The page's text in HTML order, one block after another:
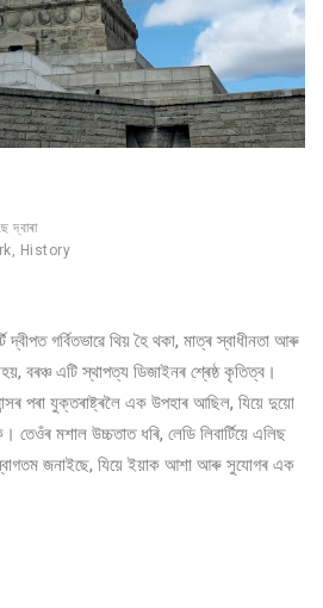
দ্বাৰা
, History
দ্বীপত গৰ্বিতভাৱে থিয় হৈ থকা, মাত্ৰ স্বাধীনতা আৰু
বৰঞ্চ এটি স্থাপত্য ডিজাইনৰ শ্ৰেষ্ঠ কৃতিত্ব।
পৰা যুক্তৰাষ্ট্ৰলৈ এক উপহাৰ আছিল, যিয়ে দুয়ো
তেওঁৰ মশাল উচ্চতাত ধৰি, লেডি লিবাৰ্টিয়ে এলিছ
জনাইছে, যিয়ে ইয়াক আশা আৰু সুযোগৰ এক